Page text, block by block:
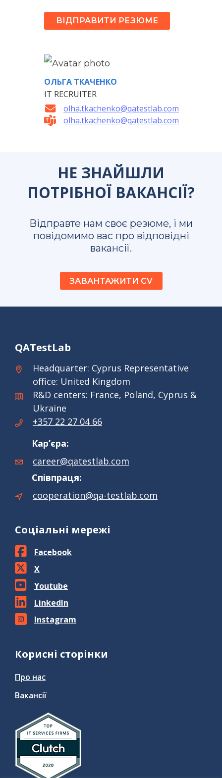
ВІДПРАВИТИ РЕЗЮМЕ
ОЛЬГА ТКАЧЕНКО
IT RECRUITER
olha.tkachenko@qatestlab.com
olha.tkachenko@qatestlab.com
НЕ ЗНАЙШЛИ
ПОТРІБНОЇ ВАКАНСІЇ?
Відправте нам своє резюме, і ми
повідомимо вас про відповідні
вакансії.
ЗАВАНТАЖИТИ CV
QATestLab
Headquarter: Cyprus Representative
office: United Kingdom
R&D centers: France, Poland, Cyprus &
Ukraine
+357 22 27 04 66
Кар’єра:
career@qatestlab.com
Співпраця:
cooperation@qa-testlab.com
Соціальні мережі
Facebook
X
Youtube
LinkedIn
Instagram
Корисні сторінки
Про нас
Вакансії